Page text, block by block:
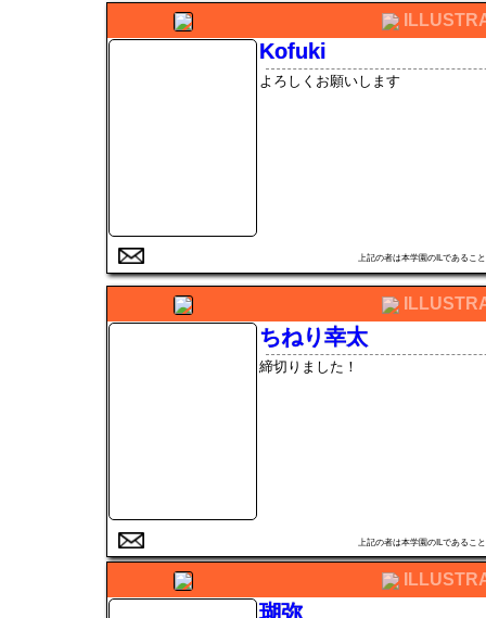
Kofuki
よろしくお願いします
上記の者は本学園のILであるこ
ちねり幸太
締切りました！
上記の者は本学園のILであるこ
瑚弥